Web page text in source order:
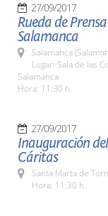
27/09/2017
Rueda de
Salamanca
Salamanca
Lugar: Sala de las
Salamanca
Hora: 11:30 h.
27/09/2017
Inauguración
Cáritas
Santa Marta de
Hora: 11:30 h.